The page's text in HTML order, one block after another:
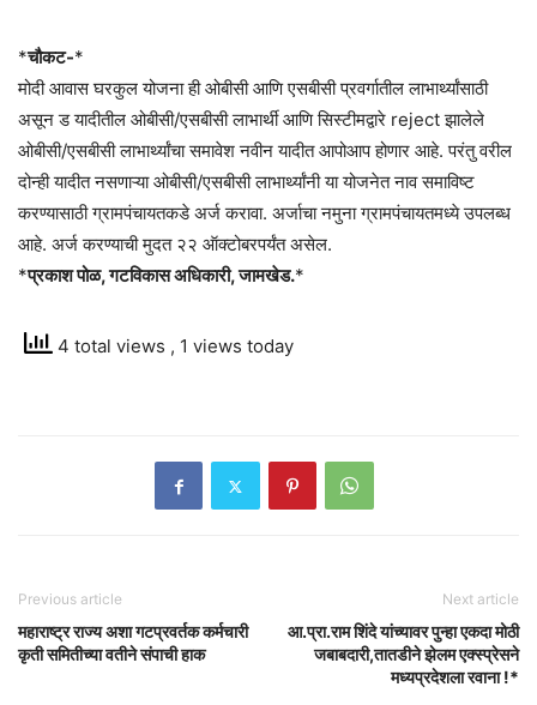
*चौकट-*
मोदी आवास घरकुल योजना ही ओबीसी आणि एसबीसी प्रवर्गातील लाभार्थ्यांसाठी
असून ड यादीतील ओबीसी/एसबीसी लाभार्थी आणि सिस्टीमद्वारे reject झालेले
ओबीसी/एसबीसी लाभार्थ्यांचा समावेश नवीन यादीत आपोआप होणार आहे. परंतु वरील
दोन्ही यादीत नसणाऱ्या ओबीसी/एसबीसी लाभार्थ्यांनी या योजनेत नाव समाविष्ट
करण्यासाठी ग्रामपंचायतकडे अर्ज करावा. अर्जाचा नमुना ग्रामपंचायतमध्ये उपलब्ध
आहे. अर्ज करण्याची मुदत २२ ऑक्टोबरपर्यंत असेल.
*प्रकाश पोळ, गटविकास अधिकारी, जामखेड.*
4 total views , 1 views today
Previous article
महाराष्ट्र राज्य अशा गटप्रवर्तक कर्मचारी
कृती समितीच्या वतीने संपाची हाक
Next article
आ.प्रा.राम शिंदे यांच्यावर पुन्हा एकदा मोठी
जबाबदारी,तातडीने झेलम एक्स्प्रेसने
मध्यप्रदेशला रवाना !*